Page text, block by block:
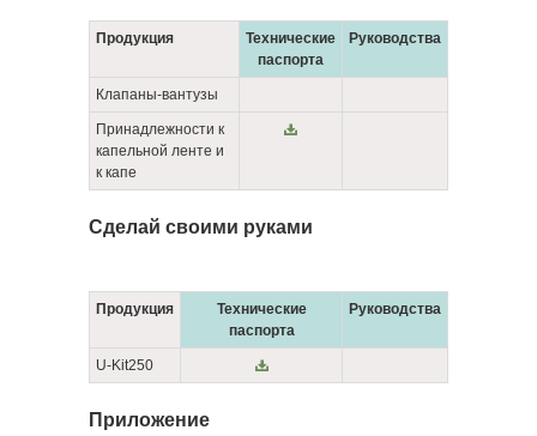
Продукция
Технические
паспорта
Руководства
Клапаны-вантузы
Принадлежности к
капельной ленте и
к капе
Cделай своими руками
Продукция
Технические
паспорта
Руководства
U-Kit250
Приложение